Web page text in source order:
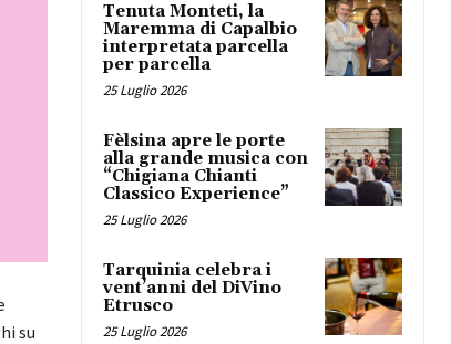
su
Tenuta Monteti, la
Maremma di Capalbio
interpretata parcella
per parcella
25 Luglio 2026
Fèlsina apre le porte
alla grande musica con
“Chigiana Chianti
Classico Experience”
25 Luglio 2026
Tarquinia celebra i
vent’anni del DiVino
Etrusco
25 Luglio 2026